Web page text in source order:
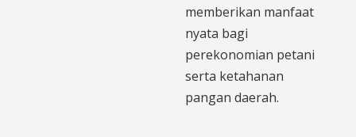
memberikan manfaat
nyata bagi
perekonomian petani
serta ketahanan
pangan daerah.